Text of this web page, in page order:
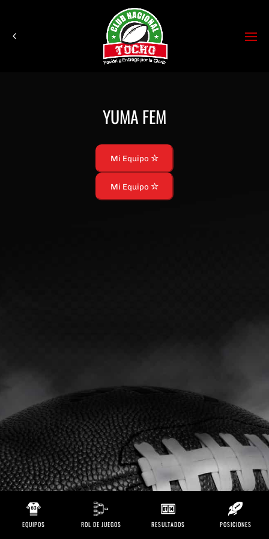
YUMA FEM
Mi Equipo
Mi Equipo
EQUIPOS ROL DE JUEGOS RESULTADOS POSICIONES